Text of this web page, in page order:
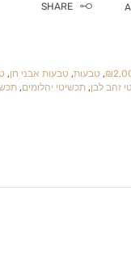
SHARE
, טבעות, טבעות אבני חן,
זהב לבן,תכשיטי יהלומים,